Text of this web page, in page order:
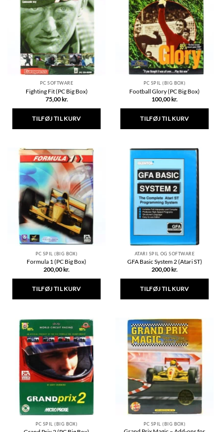
PC SOFTWARE
Fighting Fit (PC Big Box)
75,00 kr.
TILFØJ TIL KURV
PC SPIL (BIG BOX)
Football Glory (PC Big Box)
100,00 kr.
TILFØJ TIL KURV
PC SPIL (BIG BOX)
Formula 1 (PC Big Box)
200,00 kr.
TILFØJ TIL KURV
ATARI SPIL OG SOFTWARE
GFA Basic System 2 (Atari ST)
200,00 kr.
TILFØJ TIL KURV
PC SPIL (BIG BOX) PC SPIL (BIG BOX)